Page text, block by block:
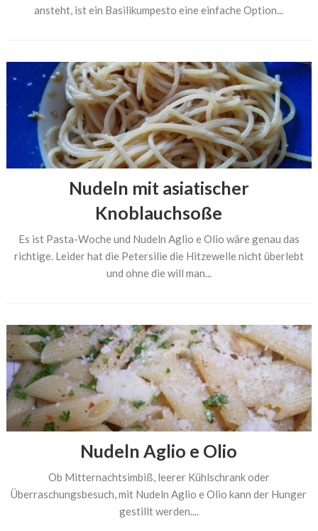
ansteht, ist ein Basilikumpesto eine einfache Option...
Nudeln mit asiatischer
Knoblauchsoße
Es ist Pasta-Woche und Nudeln Aglio e Olio wäre genau das
richtige. Leider hat die Petersilie die Hitzewelle nicht überlebt
und ohne die will man...
Nudeln Aglio e Olio
Ob Mitternachtsimbiß, leerer Kühlschrank oder
Überraschungsbesuch, mit Nudeln Aglio e Olio kann der Hunger
gestillt werden....